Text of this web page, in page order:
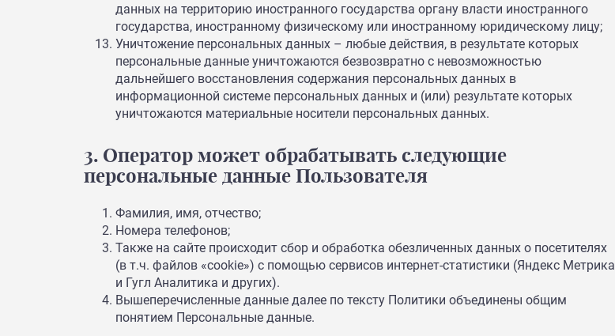
данных на территорию иностранного государства органу власти иностранного
государства, иностранному физическому или иностранному юридическому лицу;
Уничтожение персональных данных – любые действия, в результате которых
персональные данные уничтожаются безвозвратно с невозможностью
дальнейшего восстановления содержания персональных данных в
информационной системе персональных данных и (или) результате которых
уничтожаются материальные носители персональных данных.
3. Оператор может обрабатывать следующие
персональные данные Пользователя
Фамилия, имя, отчество;
Номера телефонов;
Также на сайте происходит сбор и обработка обезличенных данных о посетителях
(в т.ч. файлов «cookie») с помощью сервисов интернет-статистики (Яндекс Метрика
и Гугл Аналитика и других).
Вышеперечисленные данные далее по тексту Политики объединены общим
понятием Персональные данные.